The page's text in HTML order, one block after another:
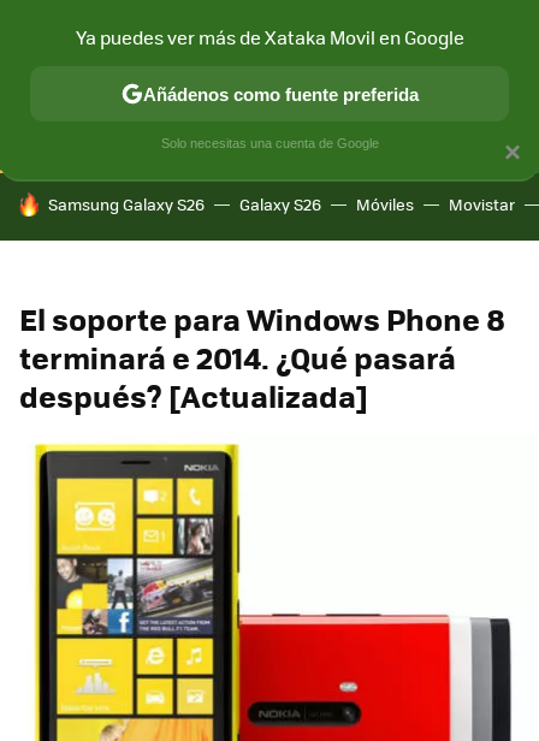
CONECTIVIDAD MÓVIL Y SOCIEDAD APLICACIONES
HOY SE HABLA DE
Samsung Galaxy S26 Galaxy S26 Móviles Movistar
El soporte para Windows Phone 8
terminará e 2014. ¿Qué pasará
después? [Actualizada]
×
Ya puedes ver más de Xataka Movil en Google
Añádenos como fuente preferida
Solo necesitas una cuenta de Google